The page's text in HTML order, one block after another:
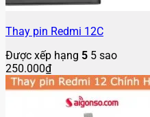
Thay pin Redmi 12C
Được xếp hạng 5 5 sao
250.000₫